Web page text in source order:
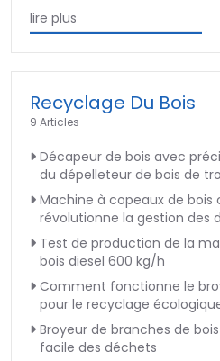
lire plus
Recyclage Du Bois
9 Articles
Décapeur de bois avec
du dépelleteur de bois de
Machine à copeaux de
révolutionne la gestion des
Test de production de la
bois diesel 600 kg/h
Comment fonctionne le
pour le recyclage
Broyeur de branches de
facile des déchets